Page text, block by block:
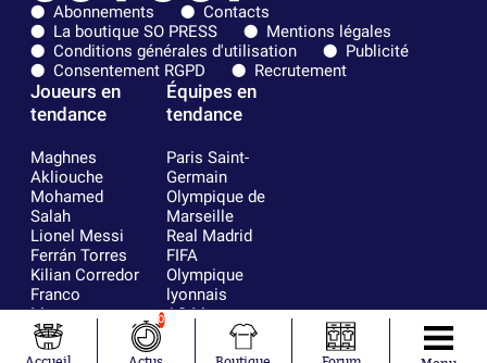
Abonnements
Contacts
La boutique SO PRESS
Mentions légales
Conditions générales d'utilisation
Publicité
Consentement RGPD
Recrutement
Joueurs en
tendance
Maghnes
Akliouche
Mohamed
Salah
Lionel Messi
Ferrán Torres
Kilian Corredor
Franco
Mastantuono
Orel Mangala
Rio Mavuba
Équipes en
tendance
Paris Saint-
Germain
Olympique de
Marseille
Real Madrid
FIFA
Olympique
lyonnais
AS Monaco
FC Barcelone
Argentine
0